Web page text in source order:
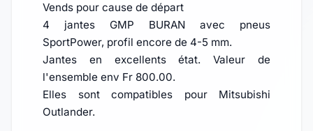
Vends pour cause de départ
4 jantes GMP BURAN avec pneus
SportPower, profil encore de 4-5 mm.
Jantes en excellents état. Valeur de
l'ensemble env Fr 800.00.
Elles sont compatibles pour Mitsubishi
Outlander.